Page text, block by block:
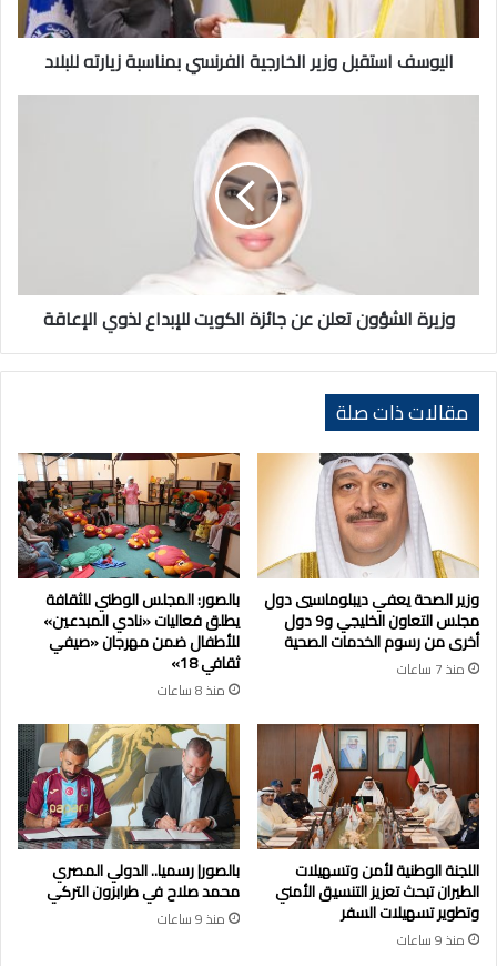
للبلاد
اليوسف استقبل وزير الخارجية الفرنسي بمناسبة زيارته للبلاد
الإعاقة
وزيرة الشؤون تعلن عن جائزة الكويت للإبداع لذوي الإعاقة
مقالات ذات صلة
وزير الصحة يعفي ديبلوماسيي دول
مجلس التعاون الخليجي و9 دول
أخرى من رسوم الخدمات الصحية
منذ 7 ساعات
بالصور: المجلس الوطني للثقافة
يطلق فعاليات «نادي المبدعين»
للأطفال ضمن مهرجان «صيفي
ثقافي 18»
منذ 8 ساعات
اللجنة الوطنية لأمن وتسهيلات
الطيران تبحث تعزيز التنسيق الأمني
وتطوير تسهيلات السفر
منذ 9 ساعات
بالصور| رسميا.. الدولي المصري
محمد صلاح في طرابزون التركي
منذ 9 ساعات